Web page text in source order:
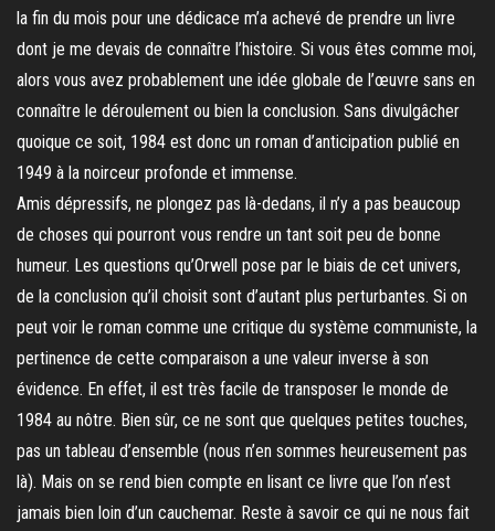
la fin du mois pour une dédicace m’a achevé de prendre un livre
dont je me devais de connaître l’histoire. Si vous êtes comme moi,
alors vous avez probablement une idée globale de l’œuvre sans en
connaître le déroulement ou bien la conclusion. Sans divulgâcher
quoique ce soit, 1984 est donc un roman d’anticipation publié en
1949 à la noirceur profonde et immense.
Amis dépressifs, ne plongez pas là-dedans, il n’y a pas beaucoup
de choses qui pourront vous rendre un tant soit peu de bonne
humeur. Les questions qu’Orwell pose par le biais de cet univers,
de la conclusion qu’il choisit sont d’autant plus perturbantes. Si on
peut voir le roman comme une critique du système communiste, la
pertinence de cette comparaison a une valeur inverse à son
évidence. En effet, il est très facile de transposer le monde de
1984 au nôtre. Bien sûr, ce ne sont que quelques petites touches,
pas un tableau d’ensemble (nous n’en sommes heureusement pas
là). Mais on se rend bien compte en lisant ce livre que l’on n’est
jamais bien loin d’un cauchemar. Reste à savoir ce qui ne nous fait